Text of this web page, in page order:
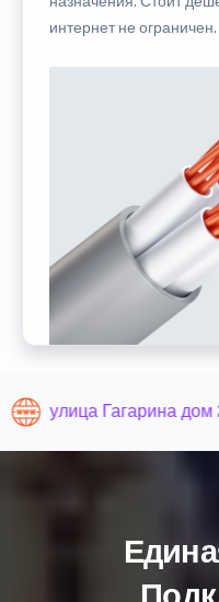
интернет не ограничен.
улица Гагарина дом